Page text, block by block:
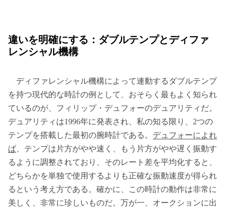
違いを明確にする：ダブルテンプとディファ
レンシャル機構
ディファレンシャル機構によって連動するダブルテンプ
を持つ現代的な時計の例として、おそらく最もよく知られ
ているのが、フィリップ・デュフォーのデュアリティだ。
デュアリティは1996年に発表され、私の知る限り、2つの
テンプを搭載した最初の腕時計である。 デュフォーによれ
ば 、テンプは片方がやや速く、もう片方がやや遅く振動す
るように調整されており、そのレート差を平均化すると、
どちらかを単独で使用するよりも正確な振動速度が得られ
るという考え方である。確かに、この時計の動作は非常に
美しく、非常に珍しいものだ。万が一、オークションに出